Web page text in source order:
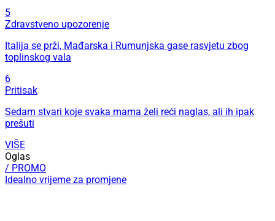
5
Zdravstveno upozorenje
Italija se prži, Mađarska i Rumunjska gase rasvjetu zbog
toplinskog vala
6
Pritisak
Sedam stvari koje svaka mama želi reći naglas, ali ih ipak
prešuti
VIŠE
Oglas
/ PROMO
Idealno vrijeme za promjene